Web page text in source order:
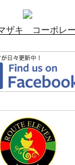
ザキ コーポレ